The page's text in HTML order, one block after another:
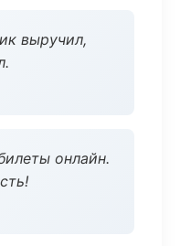
выручил,
онлайн.